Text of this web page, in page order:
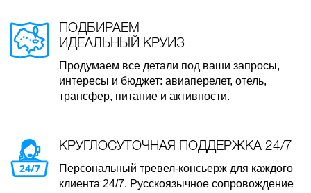
ПОДБИРАЕМ
ИДЕАЛЬНЫЙ КРУИЗ
Продумаем все детали под ваши запросы,
интересы и бюджет: авиаперелет, отель,
трансфер, питание и активности.
КРУГЛОСУТОЧНАЯ ПОДДЕРЖКА 24/7
Персональный тревел-консьерж для каждого
клиента 24/7. Русскоязычное сопровождение